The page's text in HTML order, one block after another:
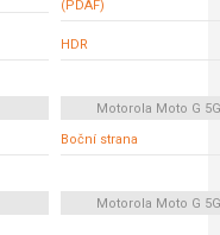
(PDAF)
HDR
Motorola Moto G
Boční strana
Motorola Moto G